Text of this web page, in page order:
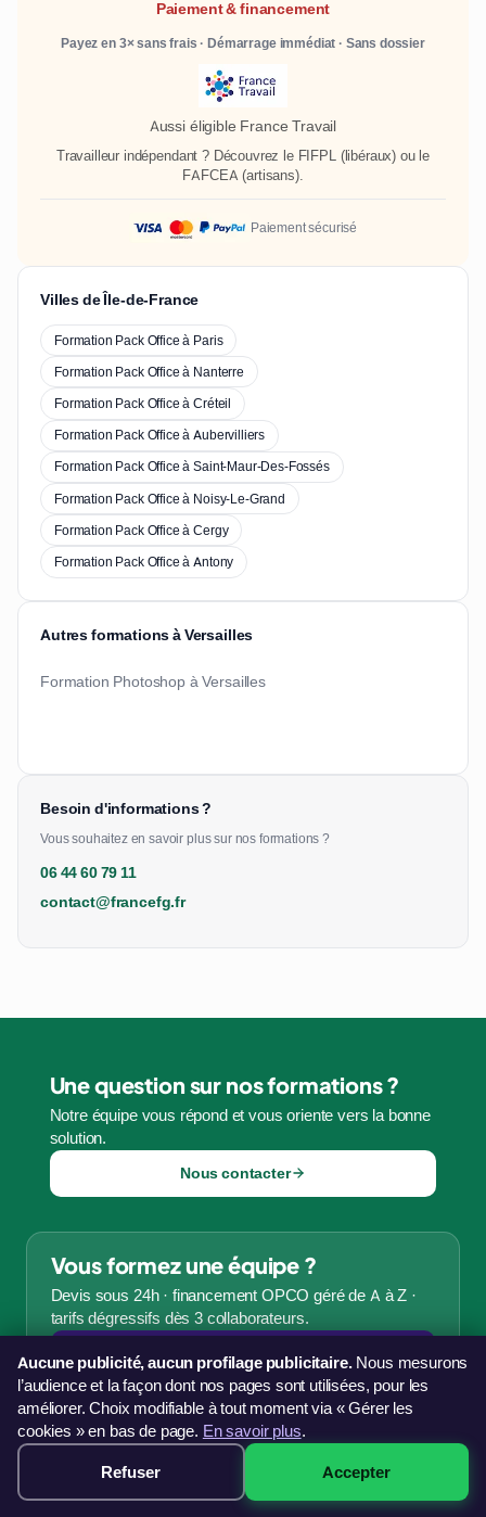
Paiement & financement
Payez en 3× sans frais · Démarrage immédiat · Sans dossier
Aussi éligible France Travail
Travailleur indépendant ? Découvrez le FIFPL(libéraux) ou le
FAFCEA (artisans).
Paiement sécurisé
Villes de Île-de-France
Formation Pack Office à Paris
Formation Pack Office à Nanterre
Formation Pack Office à Créteil
Formation Pack Office à Aubervilliers
Formation Pack Office à Saint-Maur-Des-Fossés
Formation Pack Office à Noisy-Le-Grand
Formation Pack Office à Cergy
Formation Pack Office à Antony
Autres formations à Versailles
Formation Photoshop à Versailles
Besoin d'informations ?
Vous souhaitez en savoir plus sur nos formations ?
06 44 60 79 11
contact@francefg.fr
499€ · Voir les sessions →
Une question sur nos formations ?
Notre équipe vous répond et vous oriente vers la bonne
solution.
Nous contacter
Vous formez une équipe ?
Devis sous 24h · financement OPCO géré de A à Z ·
tarifs dégressifs dès 3 collaborateurs.
Demander un devis
Aucune publicité, aucun profilage publicitaire.Nous mesurons
l’audience et la façon dont nos pages sont utilisées, pour les
améliorer. Choix modifiable à tout moment via « Gérer les
cookies » en bas de page. En savoir plus.
Refuser Accepter